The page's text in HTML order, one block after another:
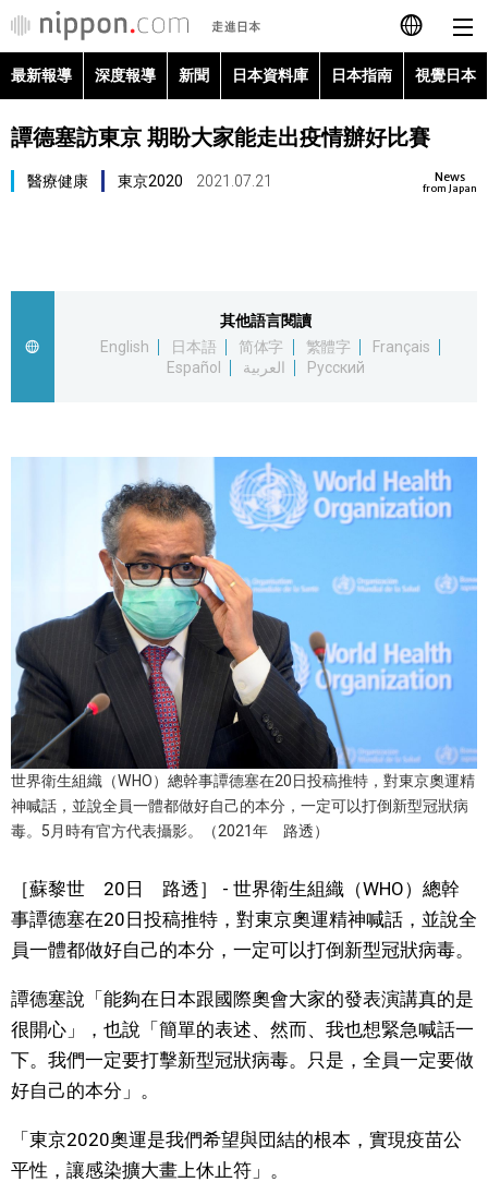
日本語
English
العربية
日本指南
更多
人物訪談
日本入門
政治外交
社會
財經
文化
科學技術
生活
official SNS
最新報導 深度報導 新聞 日本資料庫 日本指南 視覺日本
譚德塞訪東京 期盼大家能走出疫情辦好比賽
News
from Japan
醫療健康 東京2020 2021.07.21
其他語言閱讀
English
日本語 简体字 繁體字
Français
Español
العربية Русский
世界衛生組織（WHO）總幹事譚德塞在20日投稿推特，對東京奧運精
神喊話，並說全員一體都做好自己的本分，一定可以打倒新型冠狀病
毒。5月時有官方代表攝影。（2021年 路透）
［蘇黎世 20日 路透］ - 世界衛生組織（WHO）總幹
事譚德塞在20日投稿推特，對東京奧運精神喊話，並說全
員一體都做好自己的本分，一定可以打倒新型冠狀病毒。
譚德塞說「能夠在日本跟國際奧會大家的發表演講真的是
很開心」，也說「簡單的表述、然而、我也想緊急喊話一
下。我們一定要打擊新型冠狀病毒。只是，全員一定要做
好自己的本分」。
「東京2020奧運是我們希望與団結的根本，實現疫苗公
平性，讓感染擴大畫上休止符」。